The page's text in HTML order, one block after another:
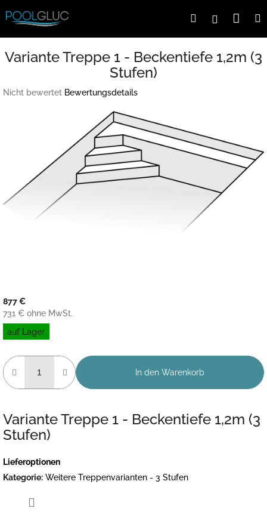
Inhalt
Suchen
Login
Variante Treppe 1 - Beckentiefe 1,2m (3
Stufen)
Die
Sternen.
Nicht bewertet Bewertungsdetails
877 €
731 € ohne MwSt.
Verkaufspreis:
auf Lager
In den Warenkorb
Variante Treppe 1 - Beckentiefe 1,2m (3
Stufen)
Lieferoptionen
Kategorie: Weitere Treppenvarianten - 3 Stufen